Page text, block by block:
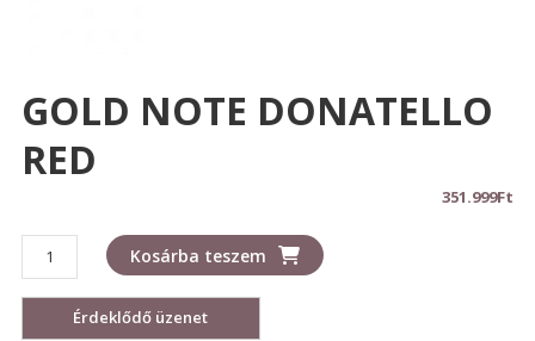
GOLD NOTE DONATELLO
RED
351.999Ft
GOLD
NOTE
DONATELLO
Kosárba teszem